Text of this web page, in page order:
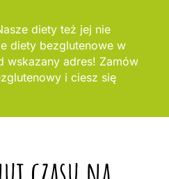
diety też jej nie
diety bezglutenowe w
wskazany adres! Zamów
i ciesz się